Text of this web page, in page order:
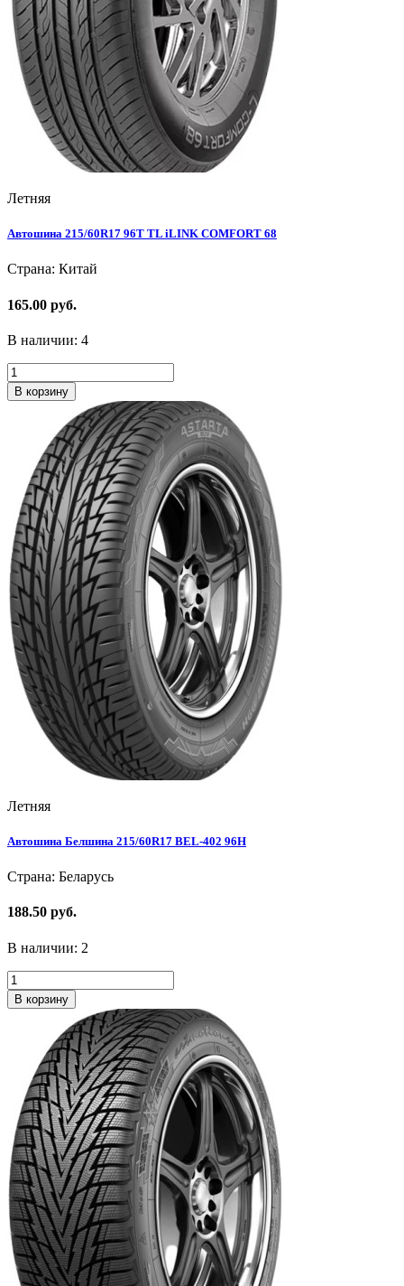
Летняя
Автошина 215/60R17 96T TL iLINK COMFORT 68
Страна: Китай
165.00 руб.
В наличии: 4
В корзину
Летняя
Автошина Белшина 215/60R17 BEL-402 96Н
Страна: Беларусь
188.50 руб.
В наличии: 2
В корзину